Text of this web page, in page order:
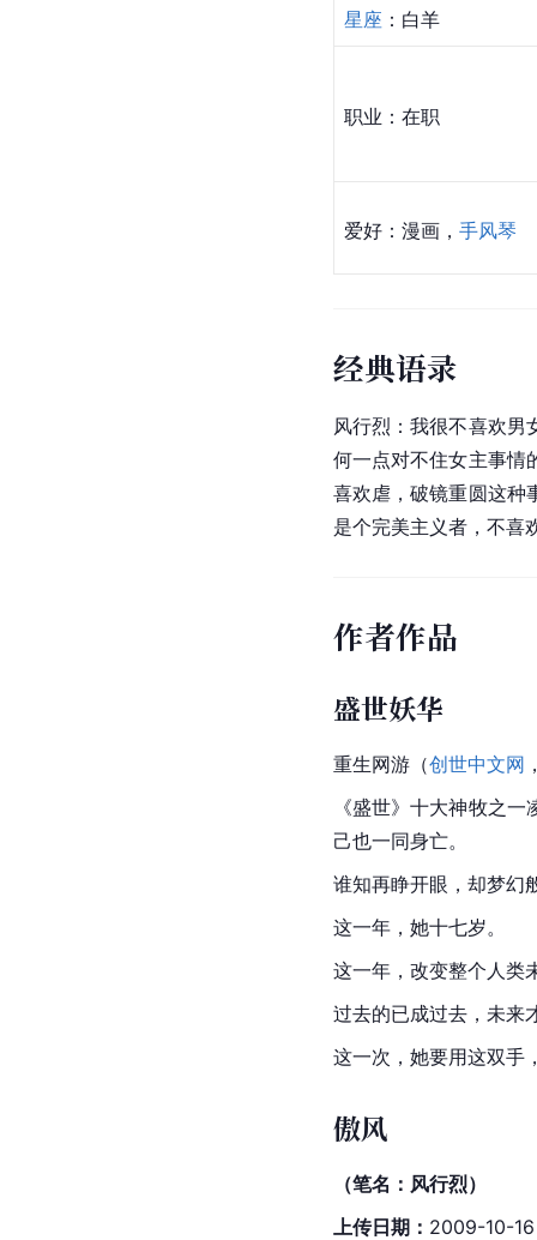
星座 ：白羊
职业：在职
爱好：漫画， 手风琴
经典语录
风行烈：我很不喜欢男
何一点对不住女主事情
喜欢虐，破镜重圆这种
是个完美主义者，不喜
作者作品
盛世妖华
重生网游（创世中文网
《盛世》十大神牧之
己也一同身亡。
谁知再睁开眼，却梦幻
这一年，她十七岁。
这一年，改变整个人类
过去的已成过去，未来
这一次，她要用这双手
傲风
（笔名：风行烈）
上传日期： 2009-10-16